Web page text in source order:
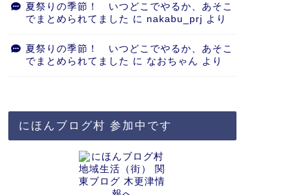
夏祭りの季節！ いつどこでやるか、あそこ
でまとめられてました に nakabu_prj より
夏祭りの季節！ いつどこでやるか、あそこ
でまとめられてました に なおちゃん より
にほんブログ村 参加中です